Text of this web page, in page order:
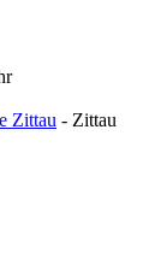
Zittau - Zittau